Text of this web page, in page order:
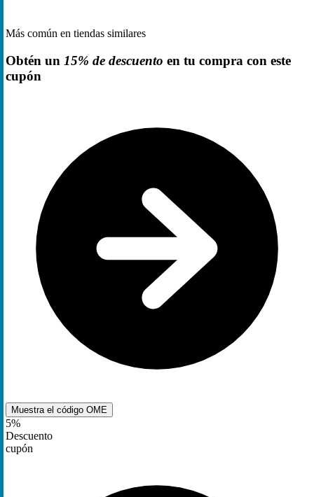
Más común en tiendas similares
Obtén un 15% de descuento en tu compra con este
cupón
Muestra el código OME
5%
Descuento
cupón